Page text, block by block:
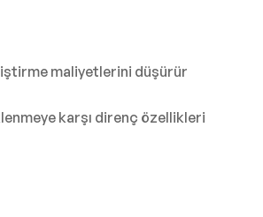
maliyetlerini düşürür
karşı direnç özellikleri